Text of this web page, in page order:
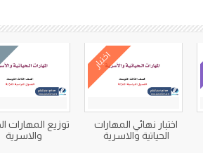
اختبار
اختبار نهائي المهارات
الحياتية والاسرية
توزيع المهارات
والاسرية